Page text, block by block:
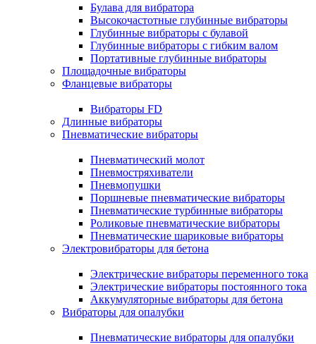
Булава для вибратора
Высокочастотные глубинные вибраторы
Глубинные вибраторы с булавой
Глубинные вибраторы с гибким валом
Портативные глубинные вибраторы
Площадочные вибраторы
Фланцевые вибраторы
Вибраторы FD
Длинные вибраторы
Пневматические вибраторы
Пневматический молот
Пневмостряхиватели
Пневмопушки
Поршневые пневматические вибраторы
Пневматические турбинные вибраторы
Роликовые пневматические вибраторы
Пневматические шариковые вибраторы
Электровибраторы для бетона
Электрические вибраторы переменного тока
Электрические вибраторы постоянного тока
Аккумуляторные вибраторы для бетона
Вибраторы для опалубки
Пневматические вибраторы для опалубки